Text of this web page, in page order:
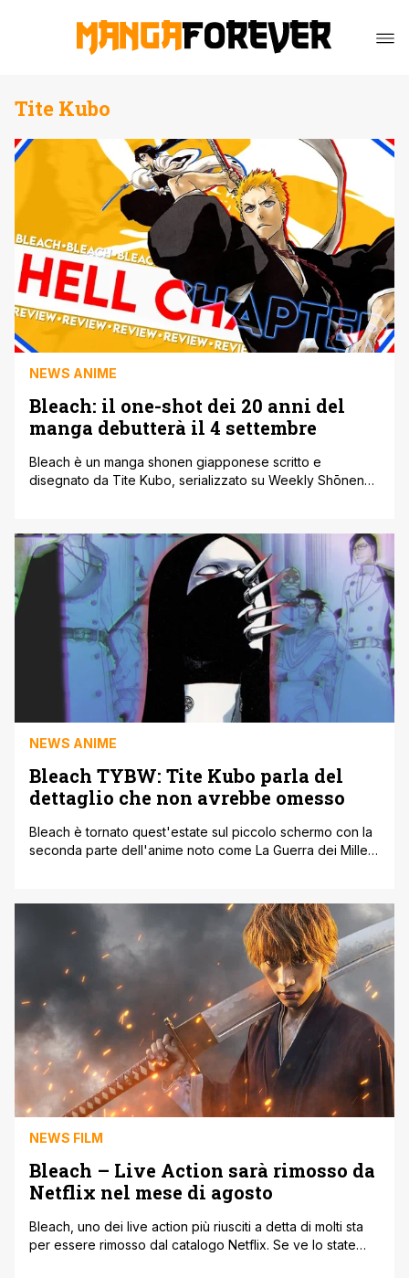
Tite Kubo
NEWS ANIME
Bleach: il one-shot dei 20 anni del
manga debutterà il 4 settembre
Bleach è un manga shonen giapponese scritto e
disegnato da Tite Kubo, serializzato su Weekly Shōnen
vicende di questa serie shonen sono incentrate sul
protagonista Ichigo Kurosaki, un ragazzo che può vedere
gli spiriti, [']
NEWS ANIME
Bleach TYBW: Tite Kubo parla del
dettaglio che non avrebbe omesso
Bleach è tornato quest'estate sul piccolo schermo con la
seconda parte dell'anime noto come La Guerra dei Mille
è sempre lo Studio Pierrot che ha lavorato sodo sulle
recenti vicende di Ichigo Kurosaki e della Soul Society.
Con il presente [']
NEWS FILM
Bleach – Live Action sarà rimosso da
Netflix nel mese di agosto
Bleach, uno dei live action più riusciti a detta di molti sta
per essere rimosso dal catalogo Netflix. Se ve lo state